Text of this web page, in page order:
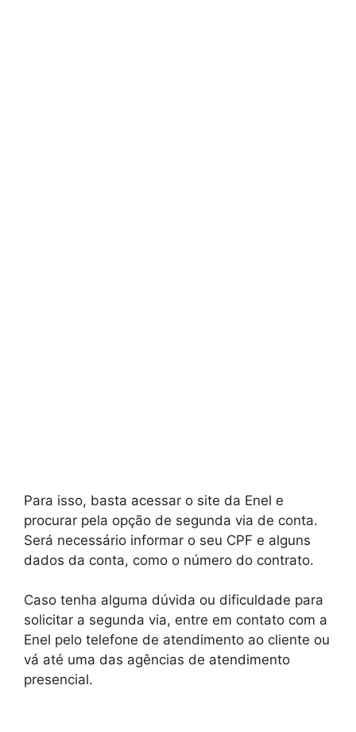
Para isso, basta acessar o site da Enel e
procurar pela opção de segunda via de conta.
Será necessário informar o seu CPF e alguns
dados da conta, como o número do contrato.
Caso tenha alguma dúvida ou dificuldade para
solicitar a segunda via, entre em contato com a
Enel pelo telefone de atendimento ao cliente ou
vá até uma das agências de atendimento
presencial.